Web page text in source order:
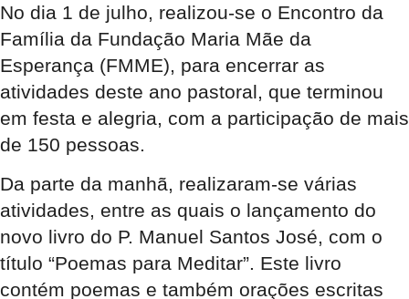
No dia 1 de julho, realizou-se o Encontro da
Família da Fundação Maria Mãe da
Esperança (FMME), para encerrar as
atividades deste ano pastoral, que terminou
em festa e alegria, com a participação de mais
de 150 pessoas.
Da parte da manhã, realizaram-se várias
atividades, entre as quais o lançamento do
novo livro do P. Manuel Santos José, com o
título “Poemas para Meditar”. Este livro
contém poemas e também orações escritas